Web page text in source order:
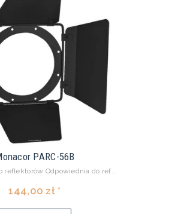
PARC-56B
reflektorów Odpowiednia do ref...
144,00 zł *